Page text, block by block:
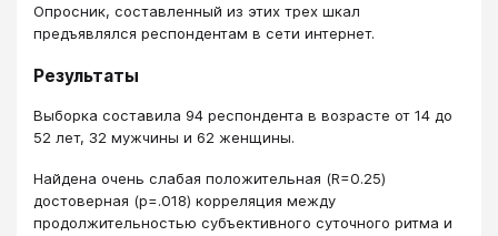
Опросник, составленный из этих трех шкал
предъявлялся респондентам в сети интернет.
Результаты
Выборка составила 94 респондента в возрасте от 14 до
52 лет, 32 мужчины и 62 женщины.
Найдена очень слабая положительная (R=0.25)
достоверная (p=.018) корреляция между
продолжительностью субъективного суточного ритма и